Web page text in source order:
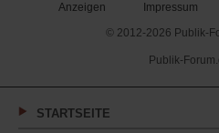
Anzeigen Impressum
© 2012-2026 Publik-
Publik-
STARTSEITE